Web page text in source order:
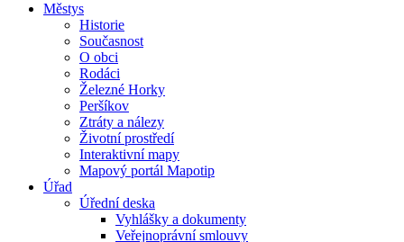
Městys
Historie
Současnost
O obci
Rodáci
Železné Horky
Peršíkov
Ztráty a nálezy
Životní prostředí
Interaktivní mapy
Mapový portál Mapotip
Úřad
Úřední deska
Vyhlášky a dokumenty
Veřejnoprávní smlouvy